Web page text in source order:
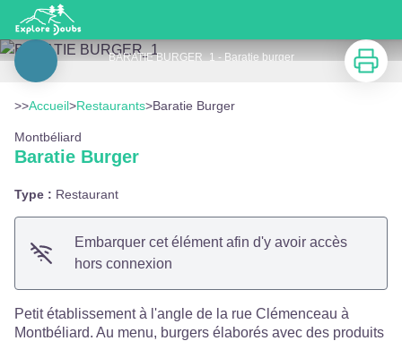
Baratie Burger
BARATIE BURGER_1 - Baratie burger
Voir l'image en plein écran
Imprimer
>>Accueil>Restaurants>Baratie Burger
Montbéliard
Baratie Burger
Type : Restaurant
Embarquer cet élément afin d'y avoir accès
hors connexion
Petit établissement à l'angle de la rue Clémenceau à
Montbéliard. Au menu, burgers élaborés avec des produits